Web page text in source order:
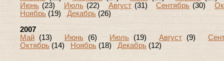
Июнь (23) Июль(22) Август(31)Сентябрь (30)
Ноябрь (19) Декабрь (26)
2007
Май (13) Июнь (6) Июль (19) Август (9)
Октябрь (14) Ноябрь (18)Декабрь (12)